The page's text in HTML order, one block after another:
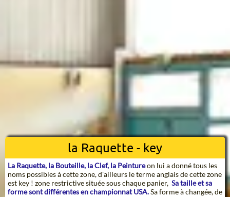
la Raquette - key
La Raquette, la Bouteille, la Clef, la Peintureon lui a donné tous les
noms possibles à cette zone, d'ailleurs le terme anglais de cette zone
est key ! zone restrictive située sous chaque panier, Sa taille et sa
forme sont différentes en championnat USA.Sa forme à changée, de